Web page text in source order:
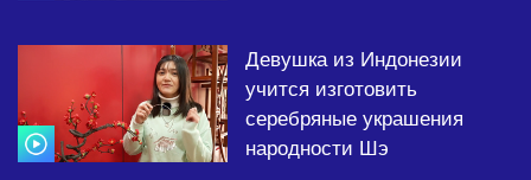
Девушка из Индонезии
учится изготовить
серебряные украшения
народности Шэ